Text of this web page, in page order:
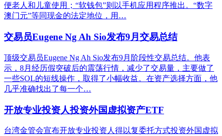
便老人和儿童使用；“软钱包”则以手机应用程序推出。“数字
澳门元”等同现金的法定地位，用…
交易员Eugene Ng Ah Sio发布9月交易总结
顶级交易员Eugene Ng Ah Sio发布9月阶段性交易总结。他表
示，8月经历假突破后的震荡行情，减少了交易量，主要做了
一些SOL的短线操作，取得了小幅收益。在资产选择方面，他
几乎准确找出了每一个…
开放专业投资人投资外国虚拟资产ETF
台湾金管会宣布开放专业投资人得以复委托方式投资外国虚拟